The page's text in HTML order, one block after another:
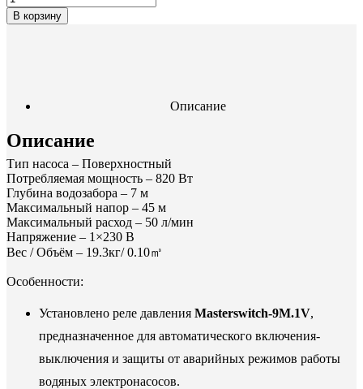
В корзину
Описание
Описание
Тип насоса – Поверхностный
Потребляемая мощность – 820 Вт
Глубина водозабора – 7 м
Максимальный напор – 45 м
Максимальный расход – 50 л/мин
Напряжение – 1×230 В
Вес / Объём – 19.3кг/ 0.10㎥
Особенности:
Установлено реле давления Masterswitch-9M.1V,
предназначенное для автоматического включения-
выключения и защиты от аварийных режимов работы
водяных электронасосов.